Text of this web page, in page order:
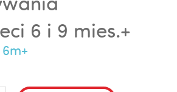
6 i 9 mies.+